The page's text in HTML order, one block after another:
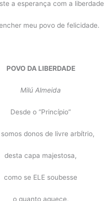
a esperança com a liberdade
meu povo de felicidade.
POVO DA LIBERDADE
Milú Almeida
Desde o “Princípio”
donos de livre arbítrio,
desta capa majestosa,
como se ELE soubesse
o quanto aquece,